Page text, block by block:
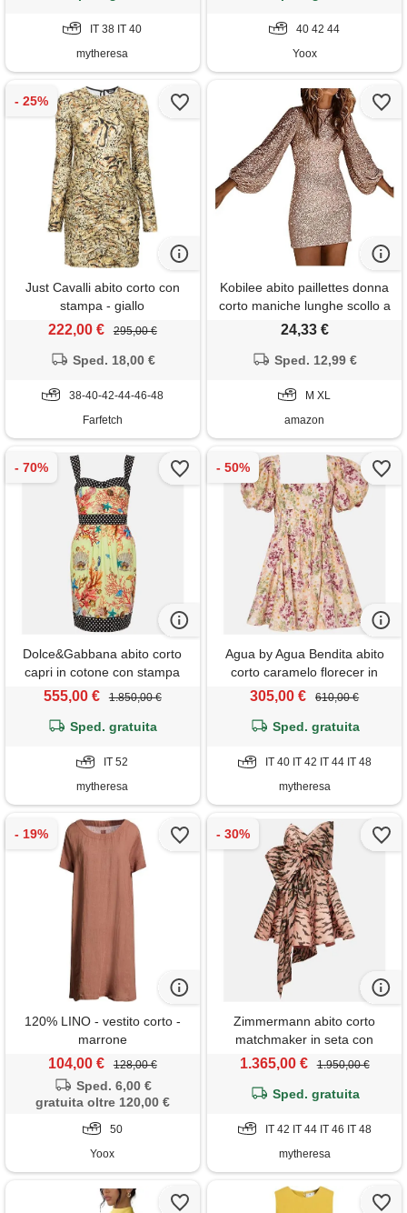
IT 38 IT 40
mytheresa
40 42 44
Yoox
Just Cavalli abito corto con
stampa - giallo
222,00 € 295,00 €
Sped. 18,00 €
38-40-42-44-46-48
Farfetch
Kobilee abito paillettes donna
corto maniche lunghe scollo a
v abito da cerimonia sexy
capodanno curvy da sposa
vestito da sera abiti vintage
24,33 €
Sped. 12,99 €
M XL
amazon
Dolce&Gabbana abito corto
capri in cotone con stampa
555,00 € 1.850,00 €
Sped. gratuita
IT 52
mytheresa
Agua by Agua Bendita abito
corto caramelo florecer in
cotone
305,00 € 610,00 €
Sped. gratuita
IT 40 IT 42 IT 44 IT 48
mytheresa
120% LINO - vestito corto -
marrone
104,00 € 128,00 €
Sped. 6,00 €
gratuita oltre 120,00 €
50
Yoox
Zimmermann abito corto
matchmaker in seta con
fiocco
1.365,00 € 1.950,00 €
Sped. gratuita
IT 42 IT 44 IT 46 IT 48
mytheresa